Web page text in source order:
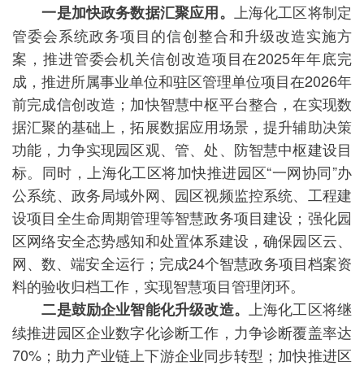
一是加快政务数据汇聚应用。
上海化工区将制定
管委会系统政务项目的信创整合和升级改造实施方
案，推进管委会机关信创改造项目在2025年年底完
成，推进所属事业单位和驻区管理单位项目在2026年
前完成信创改造；加快智慧中枢平台整合，在实现数
据汇聚的基础上，拓展数据应用场景，提升辅助决策
功能，力争实现园区观、管、处、防智慧中枢建设目
标。同时，上海化工区将加快推进园区“一网协同”办
公系统、政务局域外网、园区视频监控系统、工程建
设项目全生命周期管理等智慧政务项目建设；强化园
区网络安全态势感知和处置体系建设，确保园区云、
网、数、端安全运行；完成24个智慧政务项目档案资
料的验收归档工作，实现智慧项目管理闭环。
二是鼓励企业智能化升级改造。
上海化工区将继
续推进园区企业数字化诊断工作，力争诊断覆盖率达
70%；助力产业链上下游企业同步转型；加快推进区